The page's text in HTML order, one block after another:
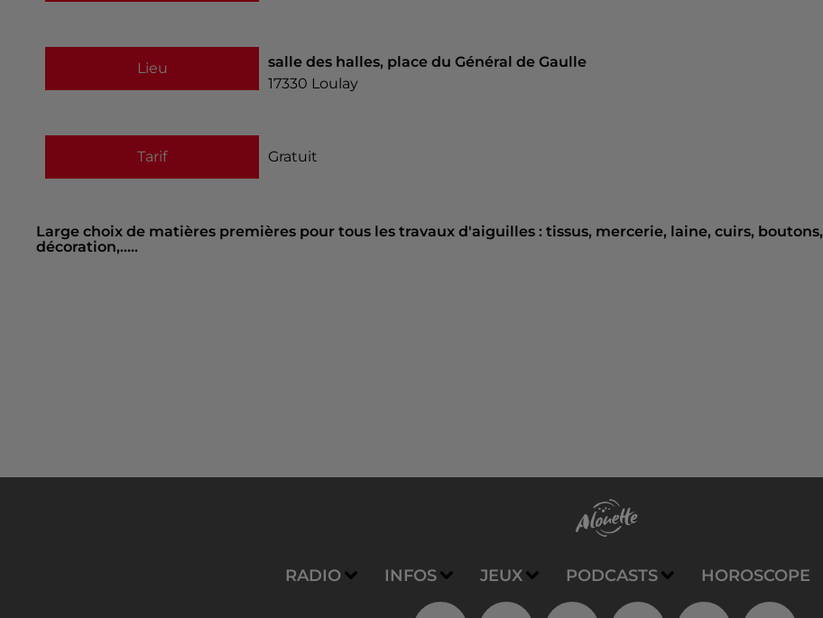
Lieu
salle des halles, place du Général de Gaulle
17330 Loulay
Tarif Gratuit
Large choix de matières premières pour tous les travaux d'aiguilles : tissus, mercerie, laine, cuirs, boutons,
décoration,.....
RADIO INFOS JEUX PODCASTS HOROSCOPE